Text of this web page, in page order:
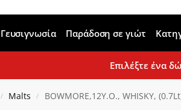
Γευσιγνωσία Παράδοση σε γιώτ
Επιλέξτε ένα
/ Malts / BOWMORE,12Y.O., WHISKY,